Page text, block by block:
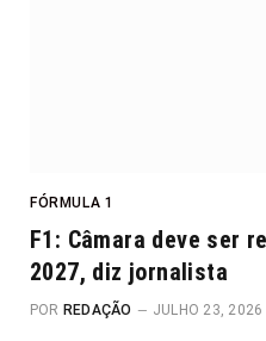
FÓRMULA 1
F1: Câmara deve ser
2027, diz jornalista
POR REDAÇÃO JULHO 23, 2026